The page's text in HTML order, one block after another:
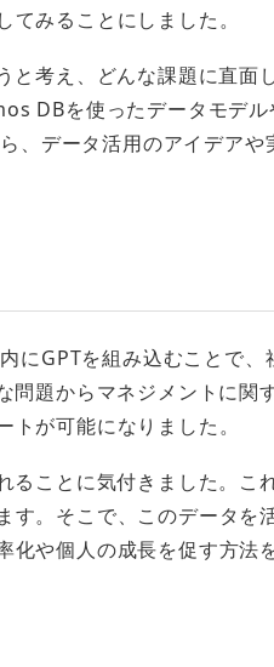
みることにしました。
考え、どんな課題に直面し
DBを使ったデータモデル
、データ活用のアイデアや
にGPTを組み込むことで、
問題からマネジメントに関
が可能になりました。
ることに気付きました。こ
す。そこで、このデータを
化や個人の成長を促す方法